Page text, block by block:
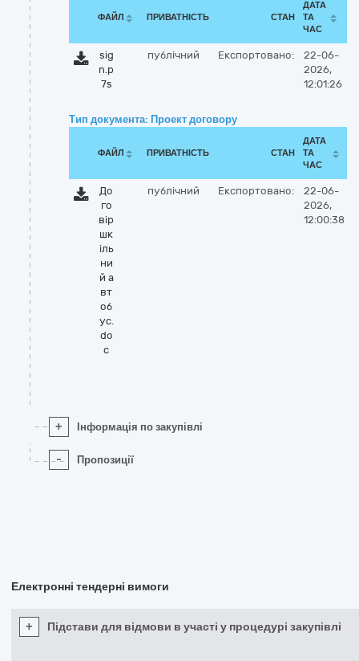
ФАЙЛ ПРИВАТНІСТЬ СТАН
ДАТА
ТА
ЧАС
sig
n.p
7s
публічний Експортовано:
22-06-
2026,
12:01:26
Тип документа: Проект договору
ФАЙЛ ПРИВАТНІСТЬ СТАН
ДАТА
ТА
ЧАС
До
го
вір
шк
іль
ни
й а
вт
об
ус.
do
c
публічний Експортовано:
22-06-
2026,
12:00:38
+ Інформація по закупівлі
- Пропозиції
Електронні тендерні вимоги
+ Підстави для відмови в участі у процедурі закупівлі